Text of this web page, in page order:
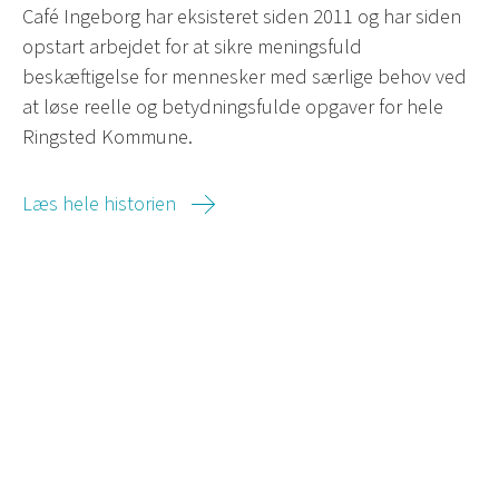
Café Ingeborg har eksisteret siden 2011 og har siden
opstart arbejdet for at sikre meningsfuld
beskæftigelse for mennesker med særlige behov ved
at løse reelle og betydningsfulde opgaver for hele
Ringsted Kommune.
Læs hele historien